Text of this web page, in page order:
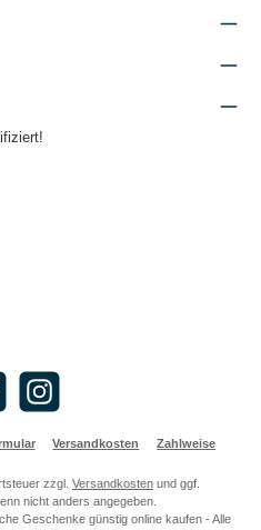
Instagram
Versandkosten Zahlweise
zzgl. Versandkosten und ggf.
nicht anders angegeben.
Geschenke günstig online kaufen - Alle